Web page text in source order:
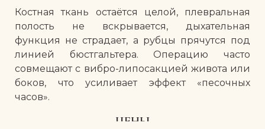
Костная ткань остаётся целой, плевральная
полость не вскрывается, дыхательная
функция не страдает, а рубцы прячутся под
линией бюстгальтера. Операцию часто
совмещают с вибро-липосакцией живота или
боков, что усиливает эффект «песочных
часов».
ЦЕНЫ